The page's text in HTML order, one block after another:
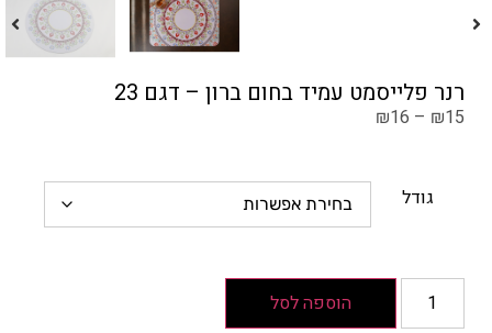
רנר פלייסמט עמיד בחום ברון – דגם 23
₪15
–
₪16
גודל
הוספה לסל